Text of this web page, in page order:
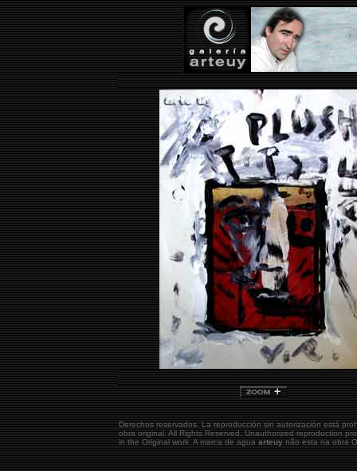
Derechos reservados. La reproducción sin autorización está
obra original.All Rights Reserved. Unauthorized reproduction
in the Original work. A marca de aguaarteuynão esta na obra